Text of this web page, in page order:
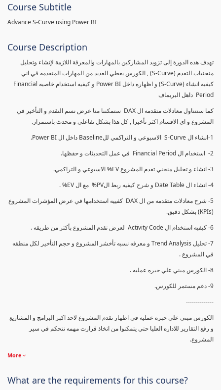
Course Subtitle
Advance S-Curve using Power BI
Course Description
تهدف هذه الدورة إلى تزويد المشاركين بالمهارات والمعرفة اللازمة لإنشاء وتحليل
منحنيات التقدم (S-Curve) , الكورس يغطي العديد من المهارات المتقدمه في اني
كيفيه انشاء (S-Curve) و اظهاره داخل Power BI و كيفيه استخدام خاصيه Financial
Period داهل البريماف
كما سنتناول معادلات متقدمه ال DAX ستمكننا منا عرض نسم التقدم و التأخير في
المشروع و اي الاقسام اكثر تأخيرا , كل هذا بشكل تفاعلي و محدث باستمرار.
1-انشاء ال S-Curve الاسبوعي و التراكمي للBaseline داخل ال Power BI.
2- استخدام ال Financial Period في عمل التحديثات و حفظها.
3- انشاء و تحليل منحني تقدم المشروع EV% الاسبوعي و التراكمي.
4- انشاء ال Date Table و شرح كيفيه ربط الPV% مع ال EV% .
5- شرح معادلات متقدمه من ال DAX كفييه استخدامها في عرض المؤشرات المشروع
(KPIs) بشكل دقيق.
6- كيفيه استخدام ال Activity Code لعرض تقدم المشروع بأكثر من طريقه .
7- تحليل Trend Analysis و معرفه نسبه تأخشر المشروع و حجم التأخير لكل منطقه
في المشروع .
8- الكورس مبني علي خبره عمليه .
9- دعم مستمر للكورس.
--------------
الكورس مبني علي خبره عمليه في اظهار تقدم المشروع لاحد اكبر البرامج و المشاريع
و رفع التقارير للاداره العليا حتي يتمكنوا من اتخاذ قرارت مهمه تتحكم في سير
المشروع.
More
What are the requirements for this course?